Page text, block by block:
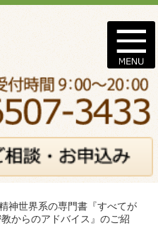
神世界系の専門書『すべてが
からのアドバイス』のご紹